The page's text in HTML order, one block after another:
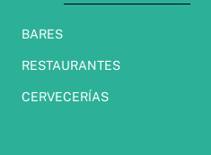
BARES
RESTAURANTES
CERVECERÍAS